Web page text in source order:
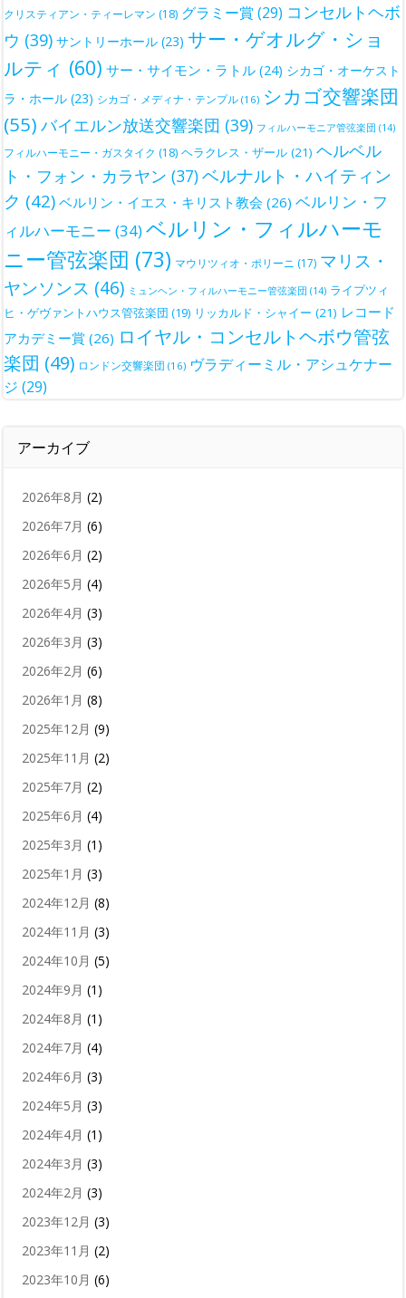
クリスティアン・ティーレマン (18) グラミー賞 (29) コンセルトヘボ
ウ (39) サントリーホール (23) サー・ゲオルグ・ショ
ルティ (60) サー・サイモン・ラトル (24) シカゴ・オーケスト
ラ・ホール (23) シカゴ・メディナ・テンプル (16) シカゴ交響楽団
(55) バイエルン放送交響楽団 (39) フィルハーモニア管弦楽団 (14)
フィルハーモニー・ガスタイク (18) ヘラクレス・ザール (21) ヘルベル
ト・フォン・カラヤン (37)ベルナルト・ハイティン
ク (42) ベルリン・イエス・キリスト教会 (26) ベルリン・フ
ィルハーモニー (34)ベルリン・フィルハーモ
ニー管弦楽団 (73) マウリツィオ・ポリーニ (17) マリス・
ヤンソンス (46) ミュンヘン・フィルハーモニー管弦楽団 (14) ライプツィ
ヒ・ゲヴァントハウス管弦楽団 (19) リッカルド・シャイー (21) レコード
アカデミー賞 (26) ロイヤル・コンセルトヘボウ管弦
楽団 (49) ロンドン交響楽団 (16) ヴラディーミル・アシュケナー
ジ (29)
アーカイブ
2026年8月 (2)
2026年7月 (6)
2026年6月 (2)
2026年5月 (4)
2026年4月 (3)
2026年3月 (3)
2026年2月 (6)
2026年1月 (8)
2025年12月 (9)
2025年11月 (2)
2025年7月 (2)
2025年6月 (4)
2025年3月 (1)
2025年1月 (3)
2024年12月 (8)
2024年11月 (3)
2024年10月 (5)
2024年9月 (1)
2024年8月 (1)
2024年7月 (4)
2024年6月 (3)
2024年5月 (3)
2024年4月 (1)
2024年3月 (3)
2024年2月 (3)
2023年12月 (3)
2023年11月 (2)
2023年10月 (6)